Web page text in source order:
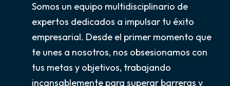
Somos un equipo multidisciplinario de
expertos dedicados a impulsar tu éxito
empresarial. Desde el primer momento que
te unes a nosotros, nos obsesionamos con
tus metas y objetivos, trabajando
incansablemente para superar barreras y